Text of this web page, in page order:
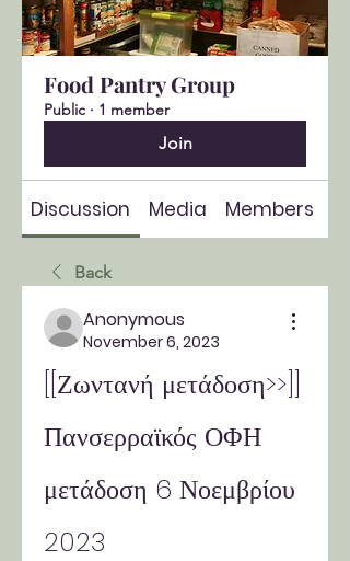
Food Pantry Group
Public · 1 member
Join
Discussion Media Members
Back
Anonymous
November 6, 2023
[[Ζωντανή μετάδοση>>]]
Πανσερραϊκός ΟΦΗ
μετάδοση 6 Νοεμβρίου
2023